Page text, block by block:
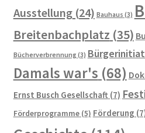
Grundsteinlegung
Hoffest 2023
Ihr Kunst Blog in Corona Zeiten
Ausstellung(24) Bauhaus (3)
Breitenbachplatz (35)
Bücherverbrennung (3)
Damals war's (68)
Ernst Busch Gesellschaft(7)
Förderprogramme(5) Förderung